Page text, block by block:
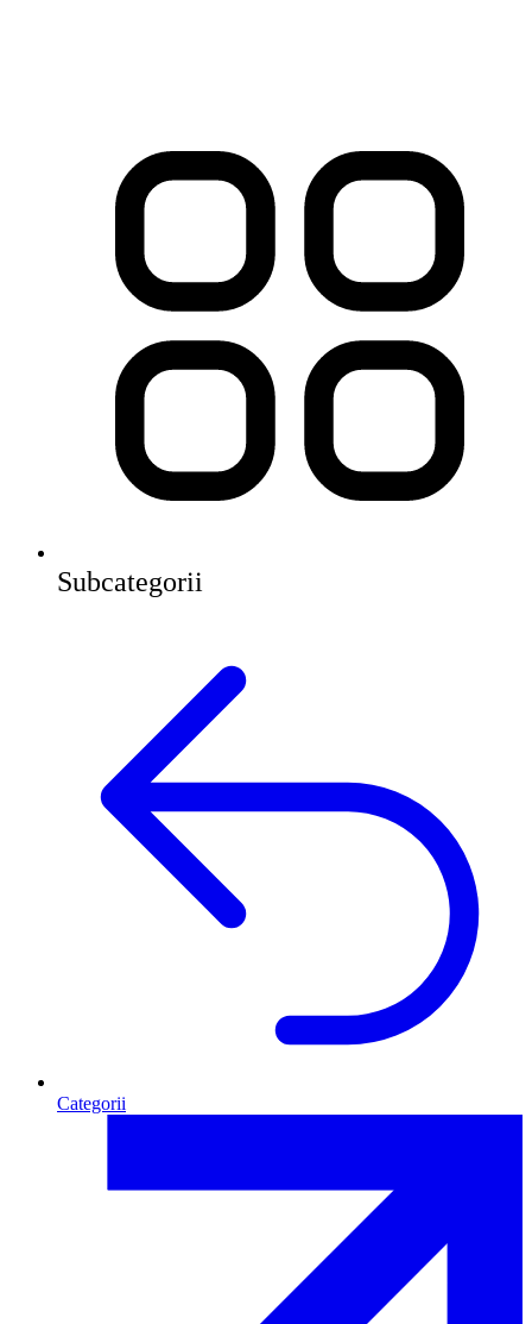
Subcategorii
Categorii